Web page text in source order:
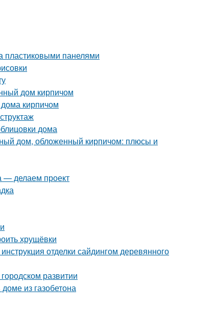
пластиковыми панелями
дом кирпичом
кирпичом
дома
дом, обложенный кирпичом: плюсы и
— делаем проект
хрущёвки
отделки сайдингом деревянного
развитии
из газобетона